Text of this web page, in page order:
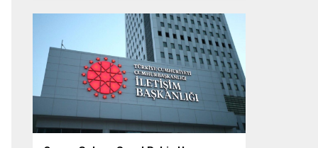
Bakan Çiftçi, çocukları kötülüğe terk
etmeyeceklerini vurgulayarak, her çocuğun
korunmasının toplumun geleceğine yapılan
yatırım olduğunu belirtti. Çiftçi, devletin bu
düzenlemeyle sadece ceza vermekle
kalmayacağını;...